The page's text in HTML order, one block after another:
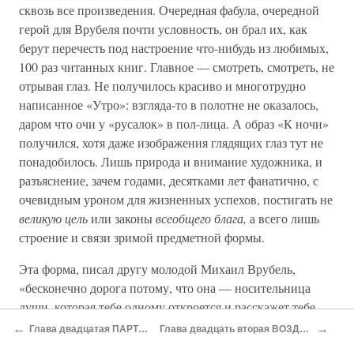
сквозь все произведения. Очередная фабула, очередной
герой для Врубеля почти условность, он брал их, как
берут перечесть под настроение что-нибудь из любимых,
100 раз читанных книг. Главное — смотреть, смотреть, не
отрывая глаз. Не получилось красиво и многотрудно
написанное «Утро»: взгляда-то в полотне не оказалось,
даром что очи у «русалок» в пол-лица. А образ «К ночи»
получился, хотя даже изображения глядящих глаз тут не
понадобилось. Лишь природа и внимание художника, и
разъяснение, зачем годами, десятками лет фанатично, с
очевидным уроном для жизненных успехов, постигать не
великую цельили законывсеобщего блага, а всего лишь
строение и связи зримой предметной формы.
Эта форма, писал другу молодой Михаил Врубель,
«бесконечно дорога потому, что она — носительница
души, которая тебе одному откроется и расскажет тебе
твою. Понимаешь?».
← Глава двадцатая ПАРТИЯ ЭСТЕТОВ Глава двадцать вторая ВОЗДУХОПЛАВАНИЕ →